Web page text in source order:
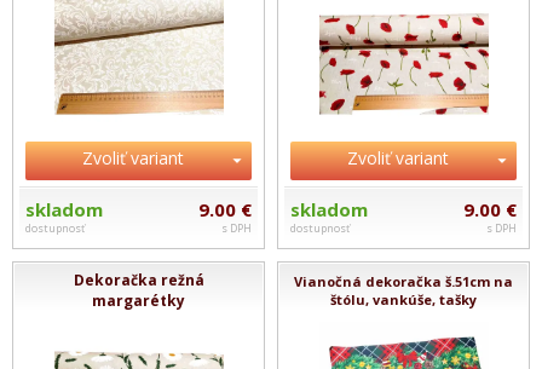
Zvoliť variant
skladom
dostupnosť
9.00 €
s DPH
Zvoliť variant
skladom
dostupnosť
9.00 €
s DPH
Dekoračka režná
margarétky
Vianočná dekoračka š.51cm na
štólu, vankúše, tašky